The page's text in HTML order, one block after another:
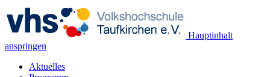
Hauptinhalt
anspringen
Aktuelles